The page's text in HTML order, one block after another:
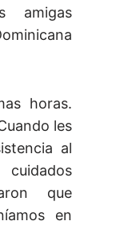
amigas
horas.
les
al
que
en